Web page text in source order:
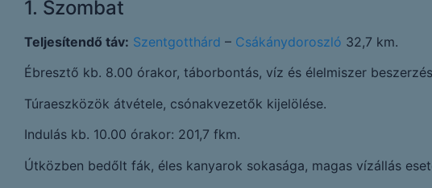
1. Szombat
Teljesítendő táv: Szentgotthárd – Csákánydoroszló 32,7 km.
Ébresztő kb. 8.00 órakor, táborbontás, víz és élelmiszer
Túraeszközök átvétele, csónakvezetők kijelölése.
Indulás kb. 10.00 órakor: 201,7 fkm.
Útközben bedőlt fák, éles kanyarok sokasága, magas vízállás